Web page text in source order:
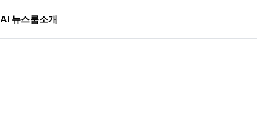
AI 뉴스룸소개